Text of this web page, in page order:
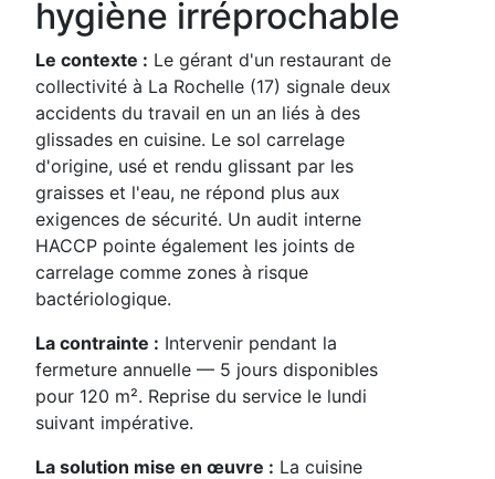
hygiène irréprochable
Le contexte : Le gérant d'un restaurant de
collectivité à La Rochelle (17) signale deux
accidents du travail en un an liés à des
glissades en cuisine. Le sol carrelage
d'origine, usé et rendu glissant par les
graisses et l'eau, ne répond plus aux
exigences de sécurité. Un audit interne
HACCP pointe également les joints de
carrelage comme zones à risque
bactériologique.
La contrainte : Intervenir pendant la
fermeture annuelle — 5 jours disponibles
pour 120 m². Reprise du service le lundi
suivant impérative.
La solution mise en œuvre : La cuisine